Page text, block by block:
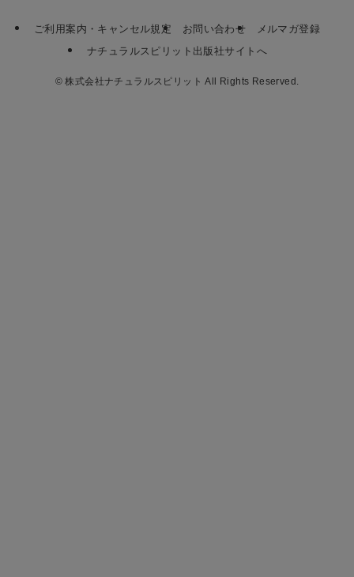
ご利用案内・キャンセル規定 お問い合わせ
メルマガ登録
ナチュラルスピリット出版社サイトへ
©株式会社ナチュラルスピリット All Rights Reserved.